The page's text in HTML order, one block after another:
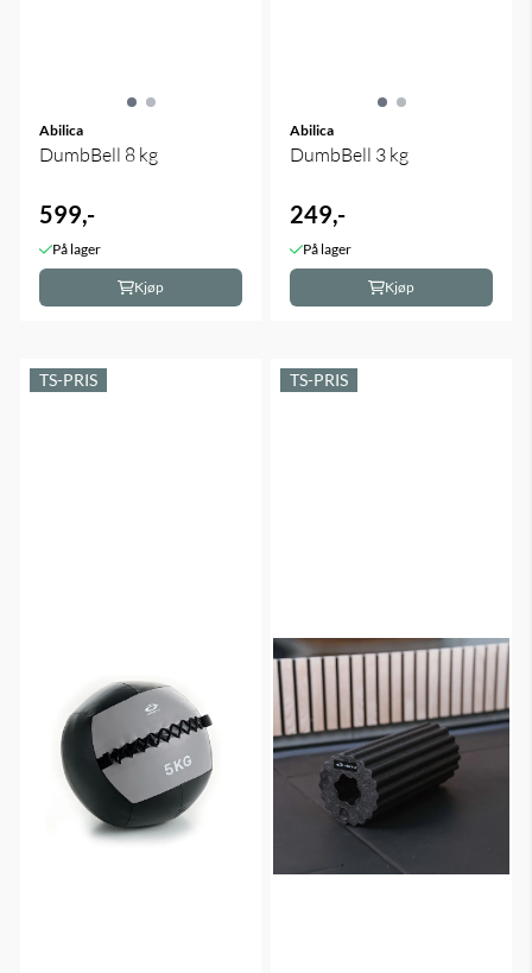
Abilica
DumbBell 8 kg
599,-
På lager
Kjøp
Abilica
DumbBell 3 kg
249,-
På lager
Kjøp